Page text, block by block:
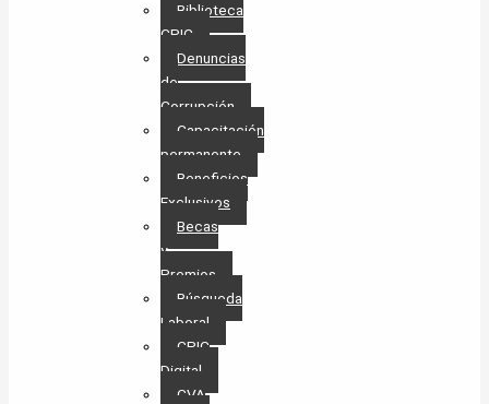
Biblioteca
CPIC
Denuncias
de
Corrupción
Capacitación
permanente
Beneficios
Exclusivos
Becas
y
Premios
Búsqueda
Laboral​
CPIC
Digital
CVA